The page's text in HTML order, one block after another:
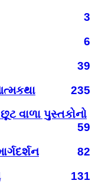
3
6
39
235
વાળા પુસ્તકોનો
59
82
131